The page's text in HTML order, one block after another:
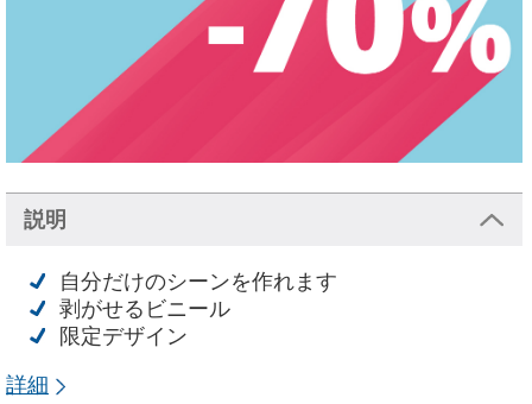
説明
自分だけのシーンを作れます
剥がせるビニール
限定デザイン
詳細